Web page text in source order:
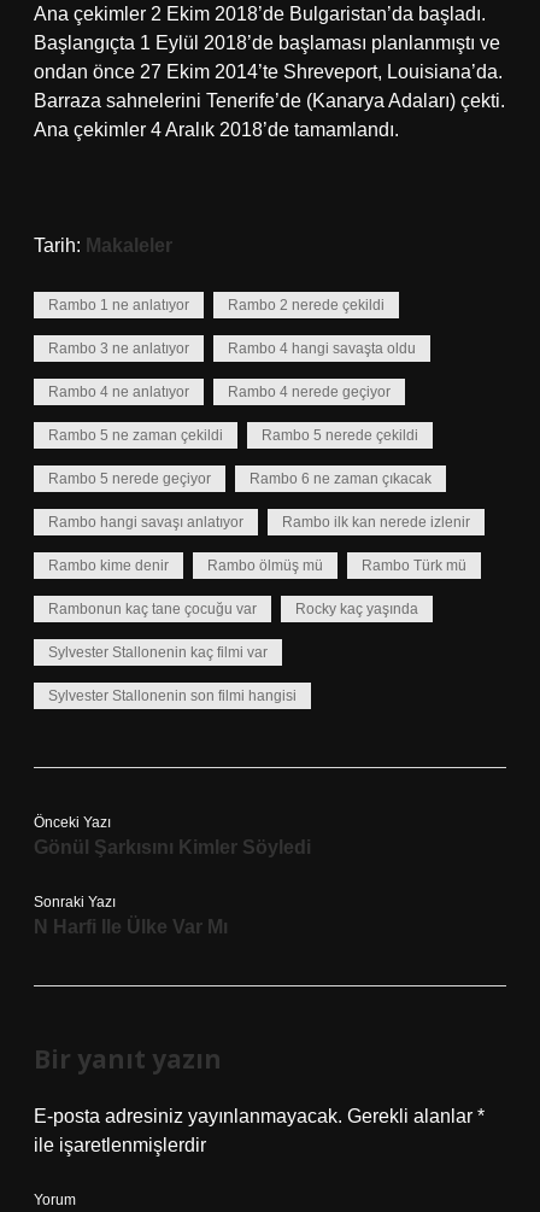
Ana çekimler 2 Ekim 2018’de Bulgaristan’da başladı.
Başlangıçta 1 Eylül 2018’de başlaması planlanmıştı ve
ondan önce 27 Ekim 2014’te Shreveport, Louisiana’da.
Barraza sahnelerini Tenerife’de (Kanarya Adaları) çekti.
Ana çekimler 4 Aralık 2018’de tamamlandı.
Tarih: Makaleler
Rambo 1 ne anlatıyor Rambo 2 nerede çekildi
Rambo 3 ne anlatıyor Rambo 4 hangi savaşta oldu
Rambo 4 ne anlatıyor Rambo 4 nerede geçiyor
Rambo 5 ne zaman çekildi Rambo 5 nerede çekildi
Rambo 5 nerede geçiyor Rambo 6 ne zaman çıkacak
Rambo hangi savaşı anlatıyor Rambo ilk kan nerede izlenir
Rambo kime denir Rambo ölmüş mü Rambo Türk mü
Rambonun kaç tane çocuğu var Rocky kaç yaşında
Sylvester Stallonenin kaç filmi var
Sylvester Stallonenin son filmi hangisi
Önceki Yazı
Gönül Şarkısını Kimler Söyledi
Sonraki Yazı
N Harfi Ile Ülke Var Mı
Bir yanıt yazın
E-posta adresiniz yayınlanmayacak. Gerekli alanlar *
ile işaretlenmişlerdir
Yorum